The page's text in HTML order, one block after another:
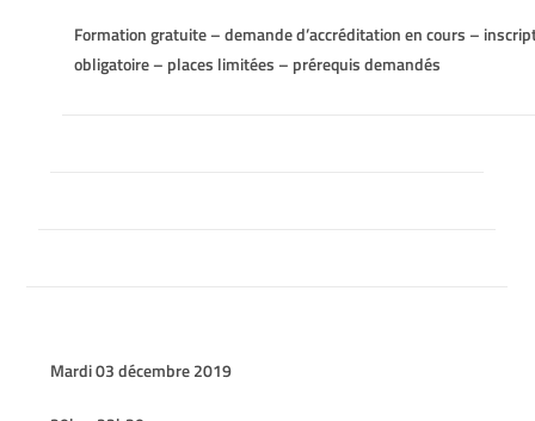
Formation gratuite – demande d’accréditation en cours –
obligatoire – places limitées – prérequis demandés
Mardi 03 décembre 2019